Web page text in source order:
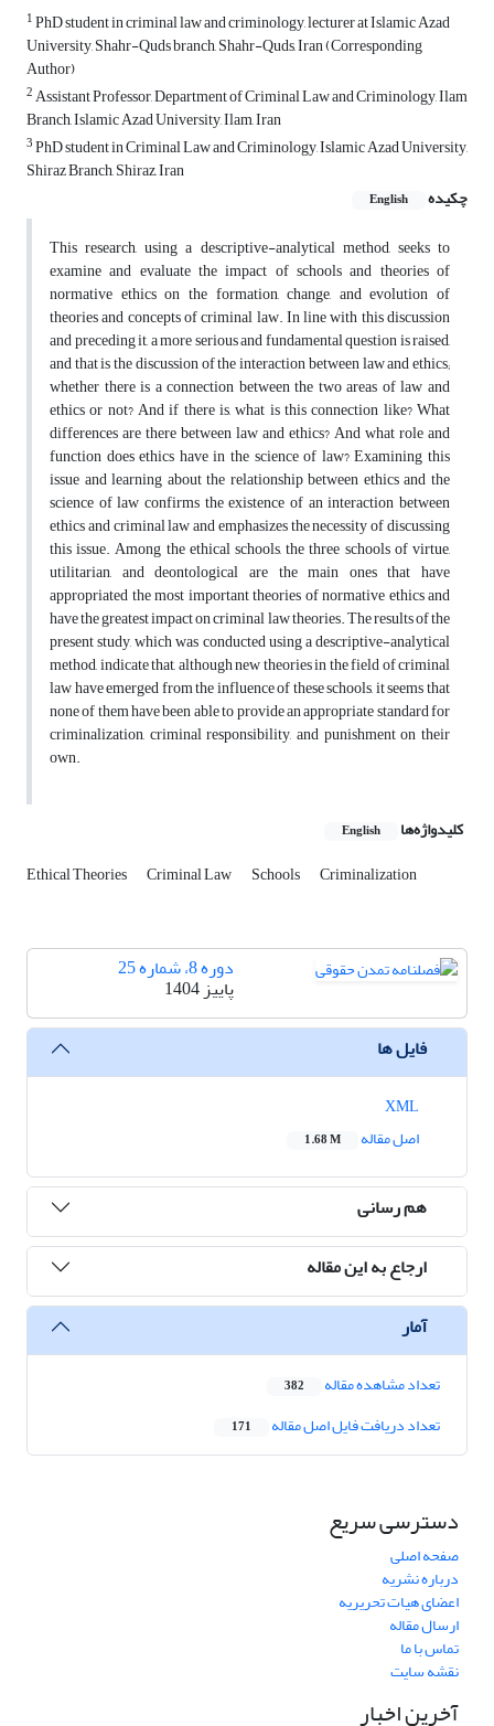
1PhD student in criminal law and criminology, lecturer at Islamic Azad
University, Shahr-Quds branch, Shahr-Quds, Iran (Corresponding
Author)
2Assistant Professor, Department of Criminal Law and Criminology, Ilam
Branch, Islamic Azad University, Ilam, Iran
3PhD student in Criminal Law and Criminology, Islamic Azad University,
Shiraz Branch, Shiraz, Iran
چکیده
English
This research, using a descriptive-analytical method, seeks to
examine and evaluate the impact of schools and theories of
normative ethics on the formation, change, and evolution of
theories and concepts of criminal law. In line with this discussion
and preceding it, a more serious and fundamental question is raised,
and that is the discussion of the interaction between law and ethics;
whether there is a connection between the two areas of law and
ethics or not? And if there is, what is this connection like? What
differences are there between law and ethics? And what role and
function does ethics have in the science of law? Examining this
issue and learning about the relationship between ethics and the
science of law confirms the existence of an interaction between
ethics and criminal law and emphasizes the necessity of discussing
this issue. Among the ethical schools, the three schools of virtue,
utilitarian, and deontological are the main ones that have
appropriated the most important theories of normative ethics and
have the greatest impact on criminal law theories. The results of the
present study, which was conducted using a descriptive-analytical
method, indicate that, although new theories in the field of criminal
law have emerged from the influence of these schools, it seems that
none of them have been able to provide an appropriate standard for
criminalization, criminal responsibility, and punishment on their
own.
کلیدواژه‌ها English
Ethical Theories Criminal Law Schools Criminalization
دوره 8، شماره 25
پاییز 1404
فایل ها
اصل مقاله
1.68 M
هم رسانی
ارجاع به این مقاله
آمار
تعداد مشاهده مقاله 382
تعداد دریافت فایل اصل مقاله 171
دسترسی سریع
صفحه اصلی
درباره نشریه
اعضای هیات تحریریه
ارسال مقاله
تماس با ما
نقشه سایت
آخرین اخبار